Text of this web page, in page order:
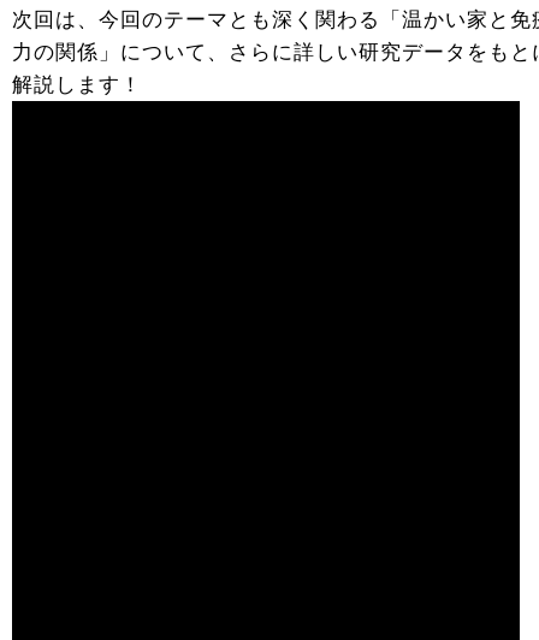
次回は、今回のテーマとも深く関わる「温かい家と免
力の関係」について、さらに詳しい研究データをもと
解説します！